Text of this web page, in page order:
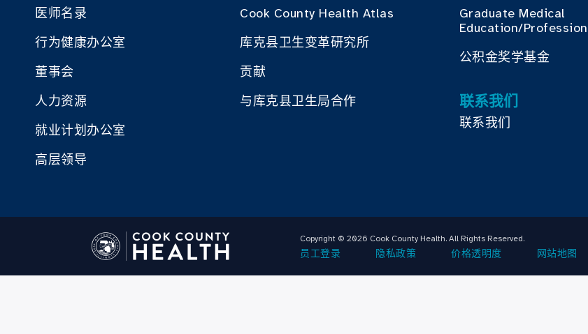
医师名录
行为健康办公室
董事会
人力资源
就业计划办公室
高层领导
Cook County Health Atlas
库克县卫生变革研究所
贡献
与库克县卫生局合作
Graduate Medical
Education/
公积金奖学基金
联系我们
联系我们
Copyright © 2026 Cook County Health. All Rights Reserved.
员工登录 隐私政策 价格透明度 网站地图